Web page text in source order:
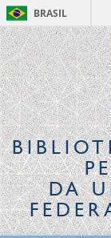
BRASIL
DA